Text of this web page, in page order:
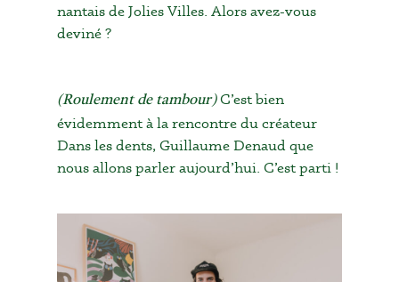
nantais de Jolies Villes. Alors avez-vous
deviné ?
(Roulement de tambour)C’est bien
évidemment à la rencontre du créateur
Dans les dents, Guillaume Denaud que
nous allons parler aujourd’hui. C’est parti !